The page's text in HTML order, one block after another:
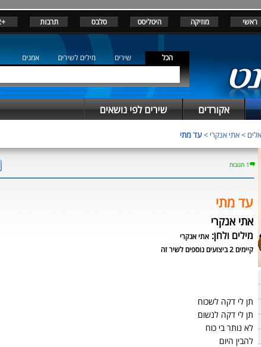
ראשי מוזיקה היטליסט סלבס תרבות +12
הכל שירים מילים לשירים אמנים
אקורדים שירים לפי נושאים
>אתי אנקרי >עד מתי
1 תגובות
עד מתי
אתי אנקרי
מילים ולחן: אתי אנקרי
קיימים 2 ביצועים נוספים לשיר זה
תן לי דקה לשכוח
תן לי דקה לנשום
לא נותר בי כוח
להבין היום